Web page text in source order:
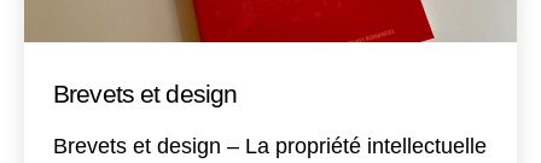
Brevets et design
Brevets et design – La propriété intellectuelle